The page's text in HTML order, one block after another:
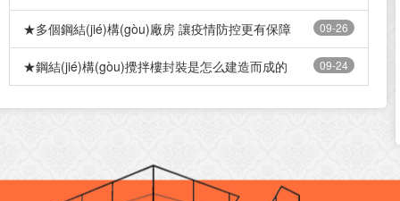
09-26
★多個鋼結(jié)構(gòu)廠房 讓疫情防控更有保障
09-24
★鋼結(jié)構(gòu)攪拌樓封裝是怎么建造而成的